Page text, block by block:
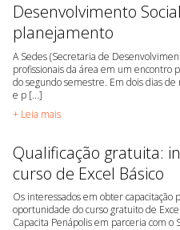
Desenvolvimento
planejamento
A Sedes (Secretaria de
profissionais da área em um encontro
do segundo semestre. Em dois dias
e p [...]
+ Leia mais
Qualificação gratuita:
curso de Excel Básico
Os interessados em obter capacitação
oportunidade do curso gratuito de
Capacita Penápolis em parceria com o